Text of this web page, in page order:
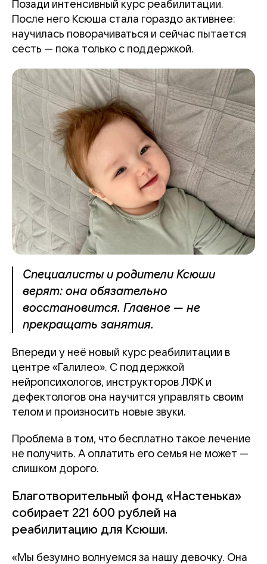
Позади интенсивный курс реабилитации.
После него Ксюша стала гораздо активнее:
научилась поворачиваться и сейчас пытается
сесть — пока только с поддержкой.
Специалисты и родители Ксюши
верят: она обязательно
восстановится. Главное — не
прекращать занятия.
Впереди у неё новый курс реабилитации в
центре «Галилео». С поддержкой
нейропсихологов, инструкторов ЛФК и
дефектологов она научится управлять своим
телом и произносить новые звуки.
Проблема в том, что бесплатно такое лечение
не получить. А оплатить его семья не может —
слишком дорого.
Благотворительный фонд «Настенька»
собирает 221 600 рублей на
реабилитацию для Ксюши.
«Мы безумно волнуемся за нашу девочку. Она